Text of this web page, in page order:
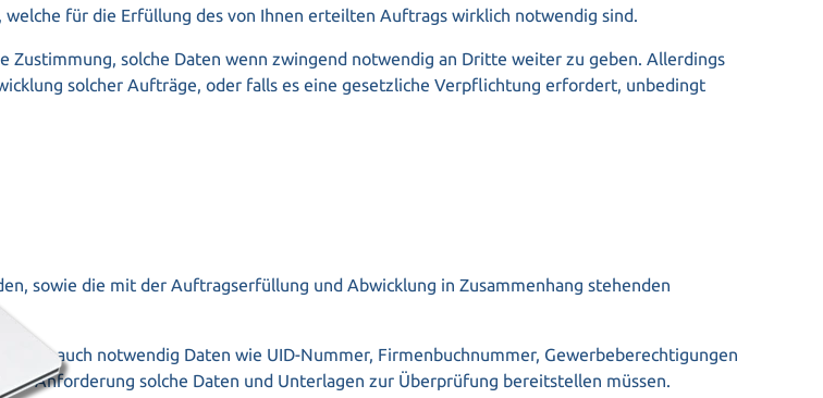
für die Erfüllung des von Ihnen erteilten Auftrags wirklich notwendig sind.
Zustimmung, solche Daten wenn zwingend notwendig an Dritte weiter zu geben. Allerdings
solcher Aufträge, oder falls es eine gesetzliche Verpflichtung erfordert, unbedingt
sowie die mit der Auftragserfüllung und Abwicklung in Zusammenhang stehenden
auch notwendig Daten wie UID-Nummer, Firmenbuchnummer, Gewerbeberechtigungen
Anforderung solche Daten und Unterlagen zur Überprüfung bereitstellen müssen.